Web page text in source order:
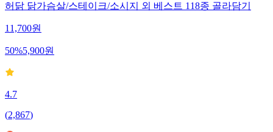
허닭 닭가슴살/스테이크/소시지 외 베스트 118종 골라담기
11,700원
50%5,900원
4.7
(2,867)